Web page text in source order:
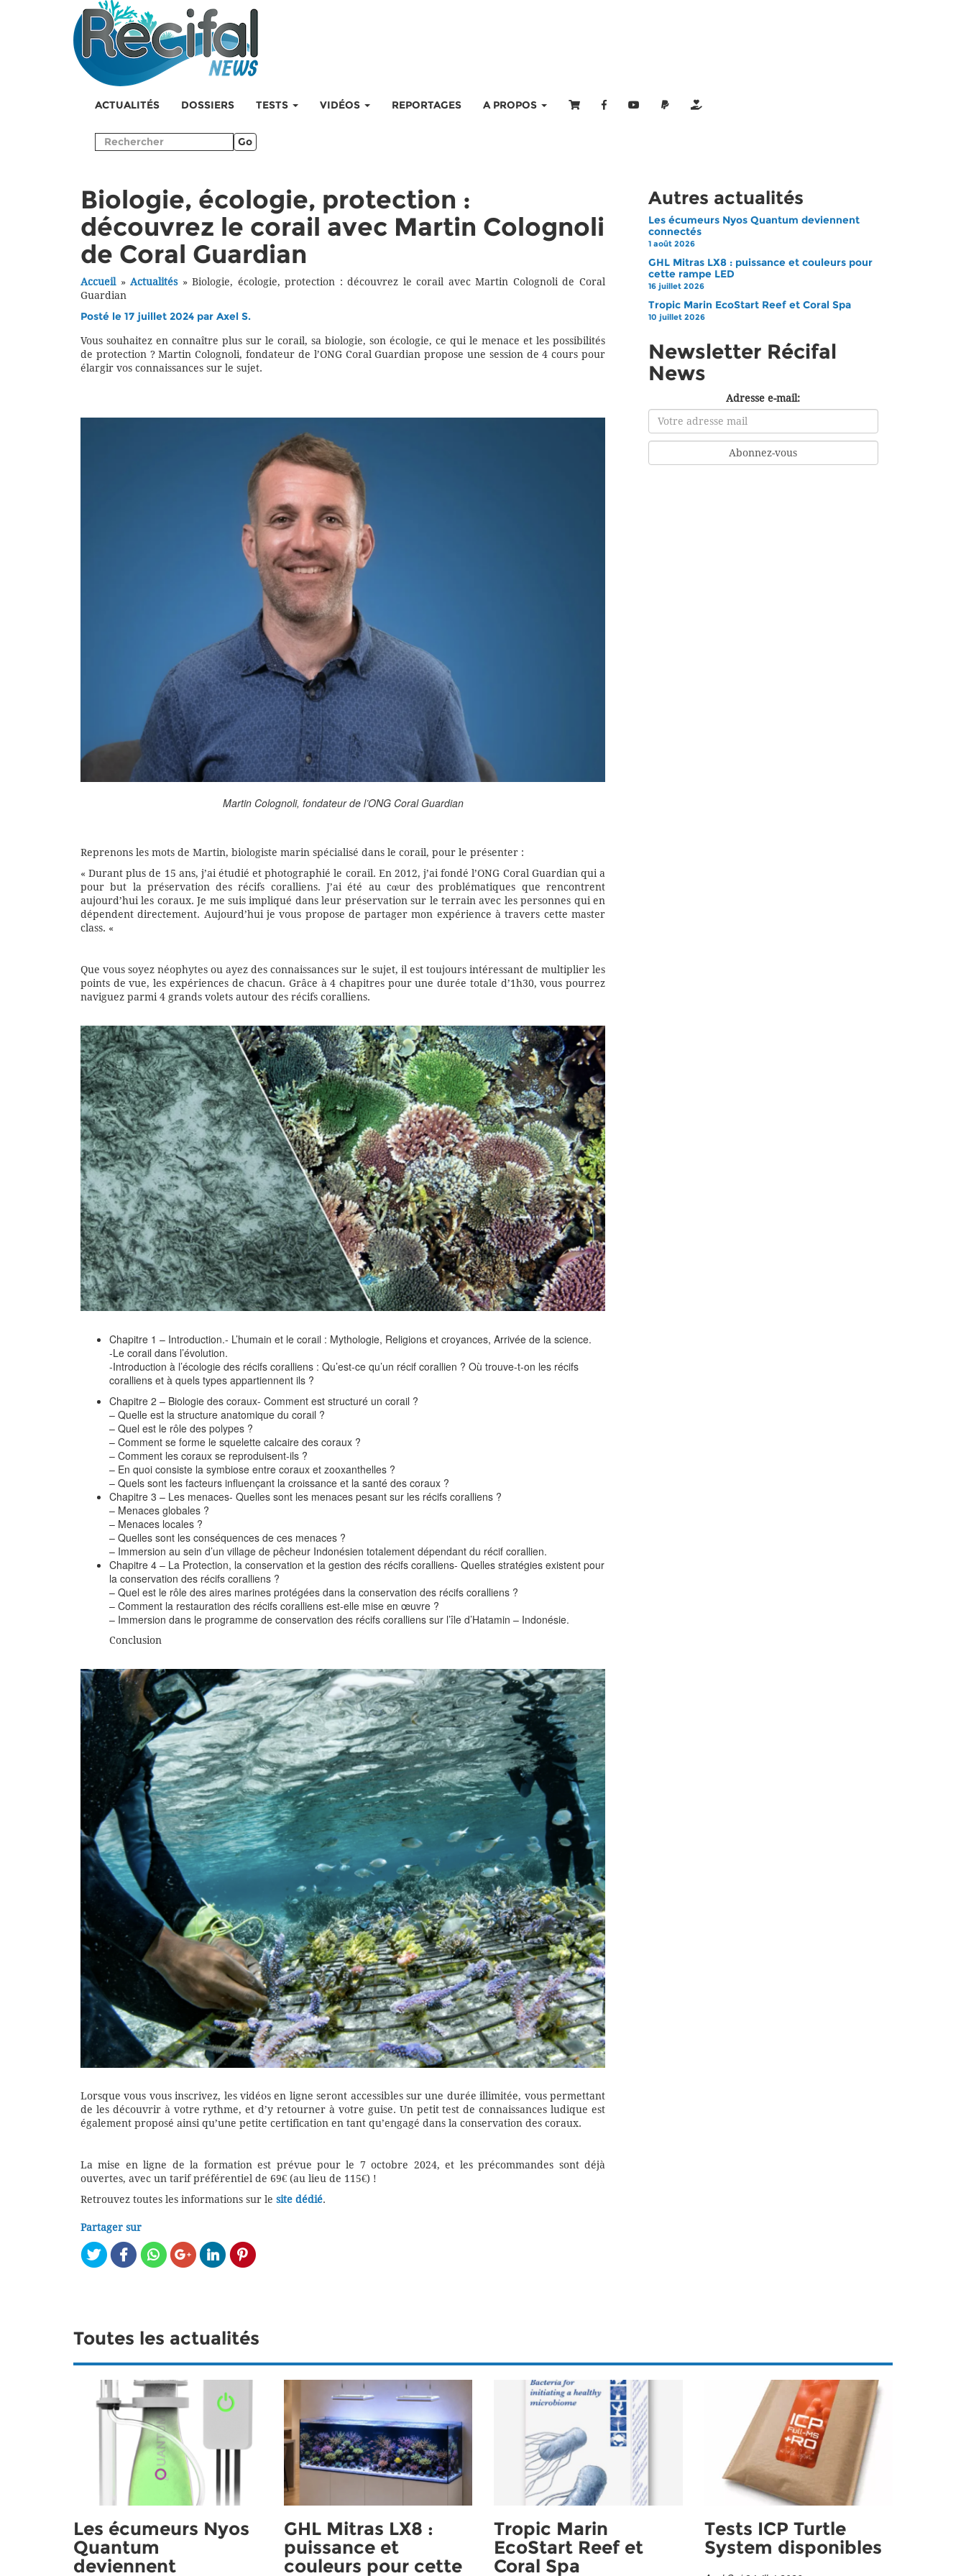
ACTUALITÉS DOSSIERS TESTS VIDÉOS REPORTAGES A PROPOS
Go
Biologie, écologie, protection :
découvrez le corail avec Martin Colognoli
de Coral Guardian
Accueil»Actualités»Biologie, écologie, protection : découvrez le corail avec Martin Colognoli de Coral
Guardian
Posté le 17 juillet 2024 par Axel S.
Vous souhaitez en connaître plus sur le corail, sa biologie, son écologie, ce qui le menace et les possibilités
de protection ? Martin Colognoli, fondateur de l’ONG Coral Guardian propose une session de 4 cours pour
élargir vos connaissances sur le sujet.
Martin Colognoli, fondateur de l’ONG Coral Guardian
Reprenons les mots de Martin, biologiste marin spécialisé dans le corail, pour le présenter :
« Durant plus de 15 ans, j’ai étudié et photographié le corail. En 2012, j’ai fondé l’ONG Coral Guardian qui a
pour but la préservation des récifs coralliens. J’ai été au cœur des problématiques que rencontrent
aujourd’hui les coraux. Je me suis impliqué dans leur préservation sur le terrain avec les personnes qui en
dépendent directement. Aujourd’hui je vous propose de partager mon expérience à travers cette master
class. «
Que vous soyez néophytes ou ayez des connaissances sur le sujet, il est toujours intéressant de multiplier les
points de vue, les expériences de chacun. Grâce à 4 chapitres pour une durée totale d’1h30, vous pourrez
naviguez parmi 4 grands volets autour des récifs coralliens.
Chapitre 1 – Introduction.- L’humain et le corail : Mythologie, Religions et croyances, Arrivée de la science.
-Le corail dans l’évolution.
-Introduction à l’écologie des récifs coralliens : Qu’est-ce qu’un récif corallien ? Où trouve-t-on les récifs
coralliens et à quels types appartiennent ils ?
Chapitre 2 – Biologie des coraux- Comment est structuré un corail ?
– Quelle est la structure anatomique du corail ?
– Quel est le rôle des polypes ?
– Comment se forme le squelette calcaire des coraux ?
– Comment les coraux se reproduisent-ils ?
– En quoi consiste la symbiose entre coraux et zooxanthelles ?
– Quels sont les facteurs influençant la croissance et la santé des coraux ?
Chapitre 3 – Les menaces- Quelles sont les menaces pesant sur les récifs coralliens ?
– Menaces globales ?
– Menaces locales ?
– Quelles sont les conséquences de ces menaces ?
– Immersion au sein d’un village de pêcheur Indonésien totalement dépendant du récif corallien.
Chapitre 4 – La Protection, la conservation et la gestion des récifs coralliens- Quelles stratégies existent pour
la conservation des récifs coralliens ?
– Quel est le rôle des aires marines protégées dans la conservation des récifs coralliens ?
– Comment la restauration des récifs coralliens est-elle mise en œuvre ?
– Immersion dans le programme de conservation des récifs coralliens sur l’île d’Hatamin – Indonésie.
Conclusion
Lorsque vous vous inscrivez, les vidéos en ligne seront accessibles sur une durée illimitée, vous permettant
de les découvrir à votre rythme, et d’y retourner à votre guise. Un petit test de connaissances ludique est
également proposé ainsi qu’une petite certification en tant qu’engagé dans la conservation des coraux.
La mise en ligne de la formation est prévue pour le 7 octobre 2024, et les précommandes sont déjà
ouvertes, avec un tarif préférentiel de 69€ (au lieu de 115€) !
Retrouvez toutes les informations sur le site dédié.
Partager sur
Autres actualités
Les écumeurs Nyos Quantum deviennent
connectés
1 août 2026
GHL Mitras LX8 : puissance et couleurs pour
cette rampe LED
16 juillet 2026
Tropic Marin EcoStart Reef et Coral Spa
10 juillet 2026
Newsletter Récifal
News
Adresse e-mail:
Toutes les actualités
Les écumeurs Nyos
Quantum
deviennent
GHL Mitras LX8 :
puissance et
couleurs pour cette
Tropic Marin
EcoStart Reef et
Coral Spa
Tests ICP Turtle
System disponibles